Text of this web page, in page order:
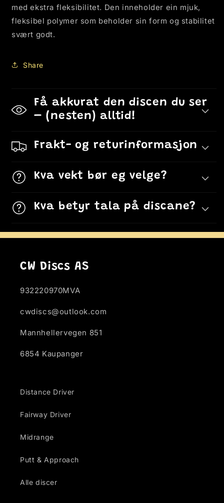
med ekstra fleksibilitet. Den inneholder ein mjuk,
fleksibel polymer som beholder sin form og stabilitet
svært godt.
Share
Få akkurat den discen du ser
– (nesten) alltid!
Frakt- og returinformasjon
Kva vekt bør eg velge?
Kva betyr tala på discane?
CW Discs AS
932220970MVA
cwdiscs@outlook.com
Mannhellervegen 851
6854 Kaupanger
Distance Driver
Fairway Driver
Midrange
Putt & Approach
Alle discer